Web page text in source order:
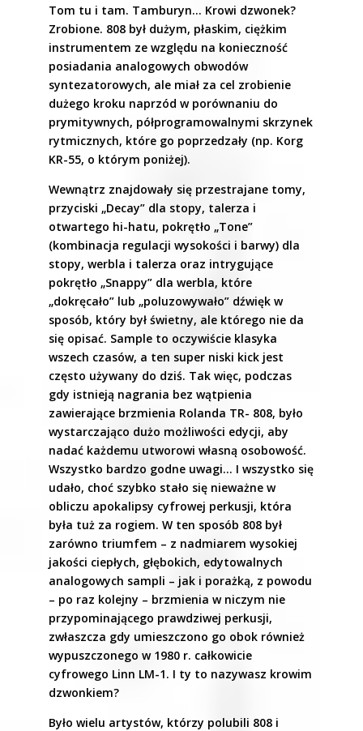
Tom tu i tam. Tamburyn… Krowi dzwonek?
Zrobione. 808 był dużym, płaskim, ciężkim
instrumentem ze względu na konieczność
posiadania analogowych obwodów
syntezatorowych, ale miał za cel zrobienie
dużego kroku naprzód w porównaniu do
prymitywnych, półprogramowalnymi skrzynek
rytmicznych, które go poprzedzały (np. Korg
KR-55, o którym poniżej).
Wewnątrz znajdowały się przestrajane tomy,
przyciski „Decay” dla stopy, talerza i
otwartego hi-hatu, pokrętło „Tone”
(kombinacja regulacji wysokości i barwy) dla
stopy, werbla i talerza oraz intrygujące
pokrętło „Snappy” dla werbla, które
„dokręcało” lub „poluzowywało” dźwięk w
sposób, który był świetny, ale którego nie da
się opisać. Sample to oczywiście klasyka
wszech czasów, a ten super niski kick jest
często używany do dziś. Tak więc, podczas
gdy istnieją nagrania bez wątpienia
zawierające brzmienia Rolanda TR- 808, było
wystarczająco dużo możliwości edycji, aby
nadać każdemu utworowi własną osobowość.
Wszystko bardzo godne uwagi… I wszystko się
udało, choć szybko stało się nieważne w
obliczu apokalipsy cyfrowej perkusji, która
była tuż za rogiem. W ten sposób 808 był
zarówno triumfem – z nadmiarem wysokiej
jakości ciepłych, głębokich, edytowalnych
analogowych sampli – jak i porażką, z powodu
– po raz kolejny – brzmienia w niczym nie
przypominającego prawdziwej perkusji,
zwłaszcza gdy umieszczono go obok również
wypuszczonego w 1980 r. całkowicie
cyfrowego Linn LM-1. I ty to nazywasz krowim
dzwonkiem?
Było wielu artystów, którzy polubili 808 i